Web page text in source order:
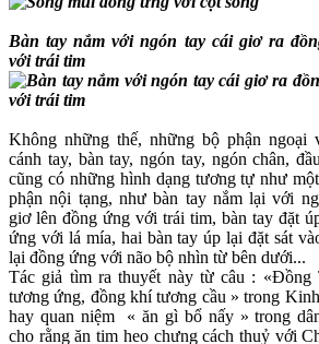
Bàn tay nắm với ngón tay cái giơ ra
với trái tim
Không những thế, những bộ phận ngoại
cánh tay, bàn tay, ngón tay, ngón chân,
cũng có những hình dạng tương tự như
phận nội tạng, như bàn tay nắm lại với
giơ lên đồng ứng với trái tim, bàn tay đặt
ứng với lá mía, hai bàn tay úp lại đặt sát
lại đồng ứng với não bộ nhìn từ bên dưới...
Tác giả tìm ra thuyết này từ câu : «Đồng
tương ứng, đồng khí tương cầu » trong
hay quan niệm « ăn gì bổ nấy » trong
cho rằng ăn tim heo chưng cách thuỷ với